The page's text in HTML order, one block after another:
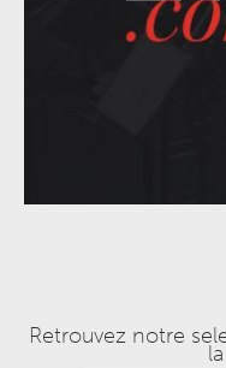
Retrouvez notre